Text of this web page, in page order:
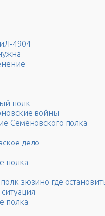
4904
полк
войны
Семёновского полка
дело
полка
зюзино где
полка